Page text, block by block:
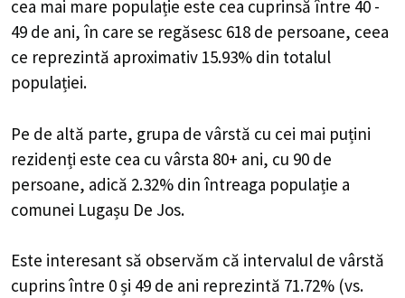
cea mai mare populație este cea cuprinsă între 40 -
49 de ani, în care se regăsesc 618 de persoane, ceea
ce reprezintă aproximativ 15.93% din totalul
populației.
Pe de altă parte, grupa de vârstă cu cei mai puțini
rezidenți este cea cu vârsta 80+ ani, cu 90 de
persoane, adică 2.32% din întreaga populație a
comunei Lugașu De Jos.
Este interesant să observăm că intervalul de vârstă
cuprins între 0 și 49 de ani reprezintă 71.72% (vs.